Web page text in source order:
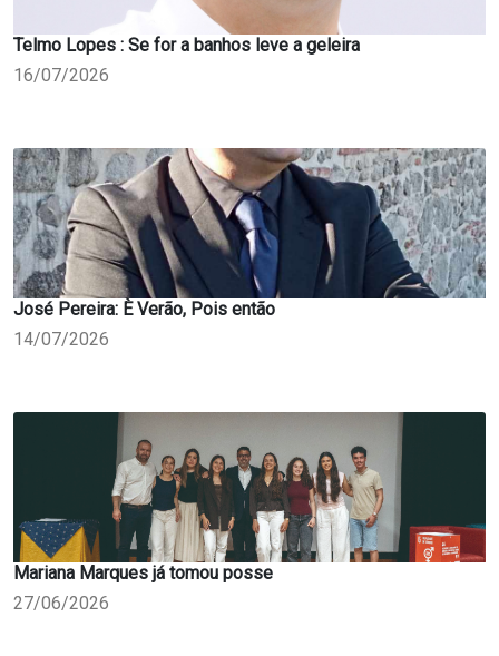
Telmo Lopes : Se for a banhos leve a geleira
16/07/2026
José Pereira: È Verão, Pois então
14/07/2026
Mariana Marques já tomou posse
27/06/2026